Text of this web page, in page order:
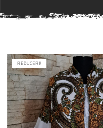
REDUCERI!